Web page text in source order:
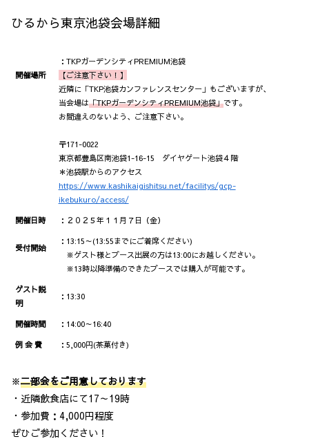
ひるから東京池袋会場詳細
開催場所
：TKPガーデンシティPREMIUM池袋
【ご注意下さい！】
近隣に「TKP池袋カンファレンスセンター」もございますが、
当会場は「TKPガーデンシティPREMIUM池袋」です。
お間違えのないよう、ご注意下さい。
〒171-0022
東京都豊島区南池袋1-16-15 ダイヤゲート池袋４階
＊池袋駅からのアクセス
https://www.kashikaigishitsu.net/facilitys/gcp-
ikebukuro/access/
開催日時
：２０２５年１１月７日（金）
受付開始
：13:15～(13:55までにご着席ください)
※ゲスト様とブース出展の方は13:00にお越しください。
※13時以降準備のできたブースでは購入が可能です。
ゲスト説
明
：13:30
開催時間
：14:00～16:40
例 会 費
：5,000円(茶菓付き)
※二部会をご用意しております
・近隣飲食店にて17～19時
・参加費：4,000円程度
ぜひご参加ください！